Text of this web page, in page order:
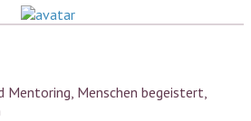
Mentoring, Menschen begeistert,